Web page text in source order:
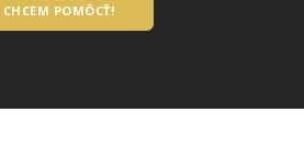
CHCEM POMÔCŤ!